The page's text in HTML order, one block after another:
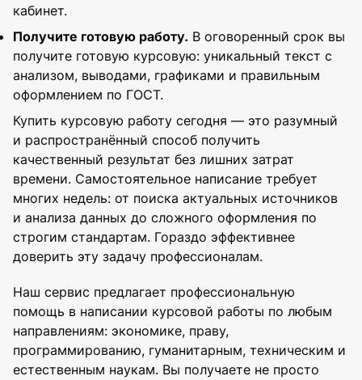
кабинет.
Получите готовую работу. В оговоренный срок вы
получите готовую курсовую: уникальный текст с
анализом, выводами, графиками и правильным
оформлением по ГОСТ.
Купить курсовую работу сегодня — это разумный
и распространённый способ получить
качественный результат без лишних затрат
времени. Самостоятельное написание требует
многих недель: от поиска актуальных источников
и анализа данных до сложного оформления по
строгим стандартам. Гораздо эффективнее
доверить эту задачу профессионалам.
Наш сервис предлагает профессиональную
помощь в написании курсовой работы по любым
направлениям: экономике, праву,
программированию, гуманитарным, техническим и
естественным наукам. Вы получаете не просто